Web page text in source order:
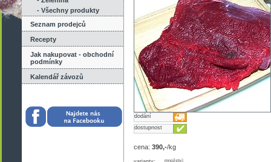
- Všechny produkty
Seznam prodejců
Recepty
Jak nakupovat - obchodní
podmínky
Kalendář závozů
dodání
dostupnost
cena: 390,-/kg
množství: